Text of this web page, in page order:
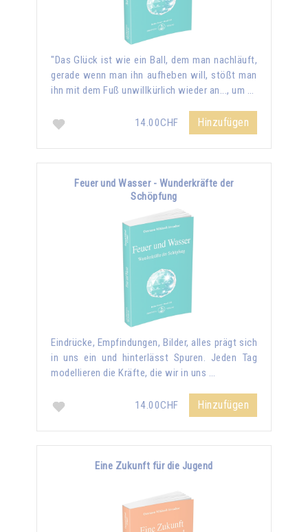
"Das Glück ist wie ein Ball, dem man nachläuft,
gerade wenn man ihn aufheben will, stößt man
ihn mit dem Fuß unwillkürlich wieder an..., um …
14.00CHF Hinzufügen
Feuer und Wasser - Wunderkräfte der
Schöpfung
Eindrücke, Empfindungen, Bilder, alles prägt sich
in uns ein und hinterlässt Spuren. Jeden Tag
modellieren die Kräfte, die wir in uns …
14.00CHF Hinzufügen
Eine Zukunft für die Jugend